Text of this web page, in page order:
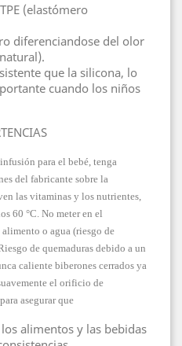
(elastómero
diferenciandose del olor
que la silicona, lo
cuando los niños
para el bebé, tenga
del fabricante sobre la
las vitaminas y los nutrientes,
60 °C. No meter en el
o agua (riesgo de
de quemaduras debido a un
caliente biberones cerrados ya
el orificio de
asegurar que
alimentos y las bebidas